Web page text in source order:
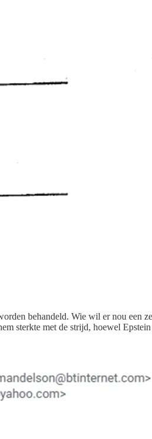
behandeld. Wie wil er nou
sterkte met de strijd, hoewel